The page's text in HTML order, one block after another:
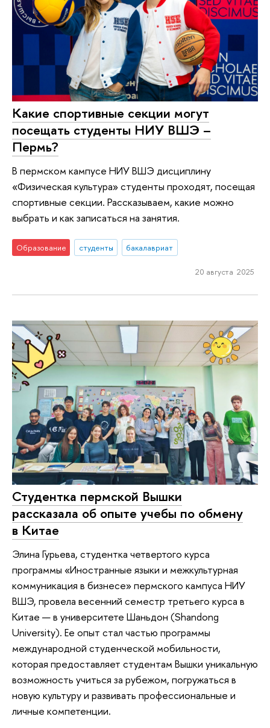
Какие спортивные секции могут
посещать студенты НИУ ВШЭ –
Пермь?
В пермском кампусе НИУ ВШЭ дисциплину
«Физическая культура» студенты проходят, посещая
спортивные секции. Рассказываем, какие можно
выбрать и как записаться на занятия.
Образование студенты бакалавриат
20 августа 2025
Студентка пермской Вышки
рассказала об опыте учебы по обмену
в Китае
Элина Гурьева, студентка четвертого курса
программы «Иностранные языки и межкультурная
коммуникация в бизнесе» пермского кампуса НИУ
ВШЭ, провела весенний семестр третьего курса в
Китае — в университете Шаньдон (Shandong
University). Ее опыт стал частью программы
международной студенческой мобильности,
которая предоставляет студентам Вышки уникальную
возможность учиться за рубежом, погружаться в
новую культуру и развивать профессиональные и
личные компетенции.